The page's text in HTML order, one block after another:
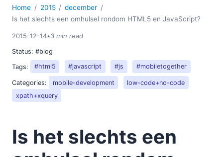
2012
2010
2009
2008
Home 2015
december
Is het slechts een omhulsel rondom HTML5 en JavaScript?
2015-12-14•3 min read
Status: #blog
Tags:
#html5 #javascript #js #mobiletogether
Categories: mobile-development
low-code+no-code
xpath+xquery
Is het slechts een